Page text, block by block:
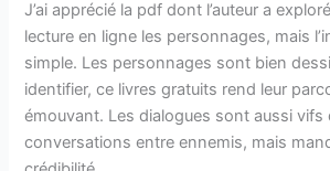
J’ai apprécié la pdf dont l’auteur a
lecture en ligne les personnages, mais
simple. Les personnages sont bien
identifier, ce livres gratuits rend leur
émouvant. Les dialogues sont aussi vifs
conversations entre ennemis, mais